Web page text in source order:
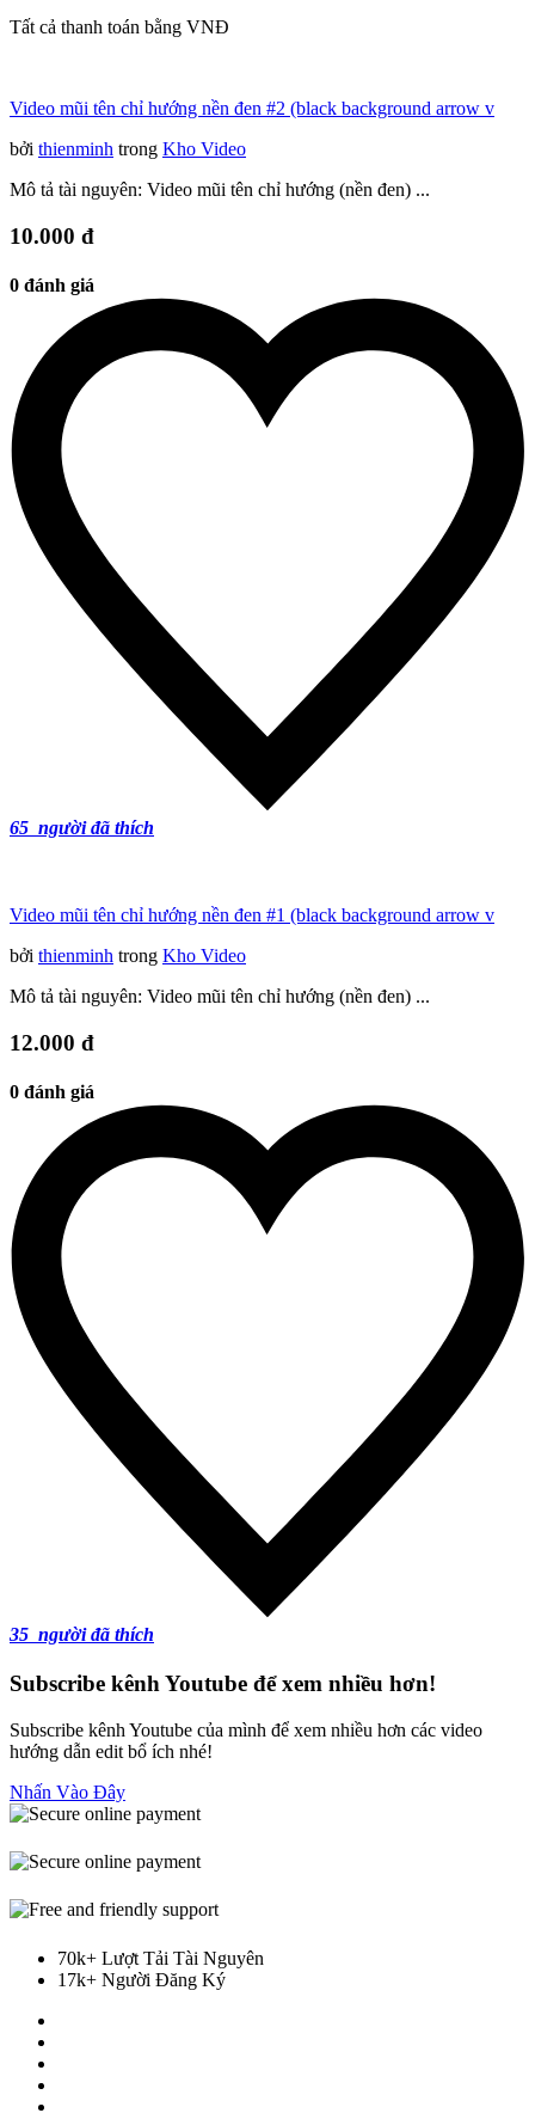
Tất cả thanh toán bằng VNĐ
Video mũi tên chỉ hướng nền đen #2 (black background arrow v
bởi thienminh trong Kho Video
Mô tả tài nguyên: Video mũi tên chỉ hướng (nền đen) ...
10.000 đ
0 đánh giá
65 người đã thích
Video mũi tên chỉ hướng nền đen #1 (black background arrow v
bởi thienminh trong Kho Video
Mô tả tài nguyên: Video mũi tên chỉ hướng (nền đen) ...
12.000 đ
0 đánh giá
35 người đã thích
Subscribe kênh Youtube để xem nhiều hơn!
Subscribe kênh Youtube của mình để xem nhiều hơn các video
hướng dẫn edit bổ ích nhé!
Nhấn Vào Đây
70k+ Lượt Tải Tài Nguyên
17k+ Người Đăng Ký